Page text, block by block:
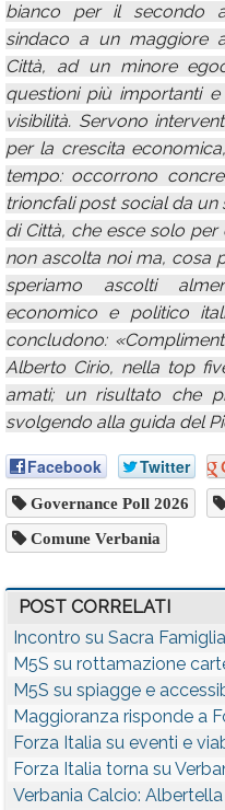
bianco per il secondo
sindaco a un maggiore
Città, ad un minore
questioni più importanti
visibilità. Servono
per la crescita
tempo: occorrono
trioncfali post social da un
di Città, che esce solo
non ascolta noi ma, cosa
speriamo ascolti
economico e politico
concludono:
Alberto Cirio, nella top
amati; un risultato che
svolgendo alla guida del
Facebook Twitter
Governance Poll 2026
Comune Verbania
POST CORRELATI
Incontro su Sacra Famiglia
M5S su rottamazione
M5S su spiagge e
Maggioranza risponde a
Forza Italia su eventi e
Forza Italia torna su
Verbania Calcio: